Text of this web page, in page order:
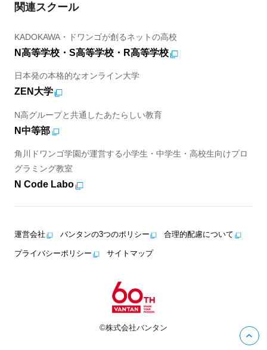
関連スクール
KADOKAWA・ドワンゴが創るネットの高校
N高等学校・S高等学校・R高等学校
日本発の本格的なオンライン大学
ZEN大学
N高グループと共通したあたらしい教育
N中等部
角川ドワンゴ学園が運営する小学生・中学生・高校生向けプロ
グラミング教室
N Code Labo
運営会社 バンタンの3つのポリシー 合理的配慮について
プライバシーポリシー サイトマップ
©株式会社バンタン